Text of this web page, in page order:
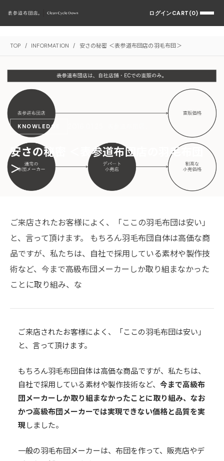
ログインCART(0)
TOP / INFORMATION / 安さの秘密 ＜表参道布団店の羽毛布団＞
KNOWLEDGE
安さの秘密 ＜表参道布団店の羽毛布団
＞
ご来店されたお客様によく、「ここの羽毛布団は安い」
と、言って頂けます。 もちろん羽毛布団自体は高価な商
品ですが、私たちは、自社で採用している素材や製作技
術など、今まで高級布団メーカーしか取り組まなかった
ことに取り組み、な
ご来店されたお客様によく、「ここの羽毛布団は安い」
と、言って頂けます。
もちろん羽毛布団自体は高価な商品ですが、私たちは、
自社で採用している素材や製作技術など、 今まで高級布
団メーカーしか取り組まなかったことに取り組み、なお
かつ高級布団メーカーでは実現できない価格と品質を実
現しました。
一般の羽毛布団メーカーは、布団を作って、販売店やデ